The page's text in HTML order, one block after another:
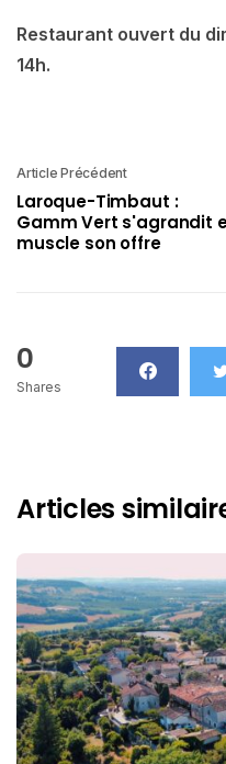
Restaurant ouvert du
14h.
Article Précédent
Laroque-Timbaut :
Gamm Vert s'agrandit
muscle son offre
0
Shares
Articles